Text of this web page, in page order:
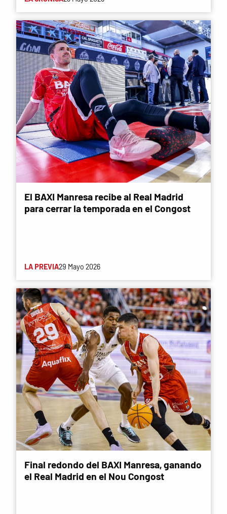
El BAXI Manresa recibe al Real Madrid
para cerrar la temporada en el Congost
LA PREVIA29 Mayo 2026
Final redondo del BAXI Manresa, ganando
el Real Madrid en el Nou Congost